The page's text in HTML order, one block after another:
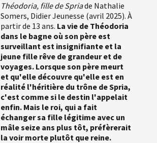
Théodoria, fille de Spriade Nathalie
Somers, Didier Jeunesse (avril 2025). À
partir de 13 ans. La vie de Théodoria
dans le bagne où son père est
surveillant est insignifiante et la
jeune fille rêve de grandeur et de
voyages. Lorsque son père meurt
et qu'elle découvre qu'elle est en
réalité l'héritière du trône de Spria,
c'est comme si le destin l'appelait
enfin. Mais le roi, qui a fait
échanger sa fille légitime avec un
mâle seize ans plus tôt, préfèrerait
la voir morte plutôt que reine.